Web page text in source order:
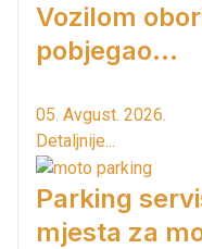
Vozilom
pobjegao...
05. Avgust. 2026.
Detaljnije...
Parking
mjesta za